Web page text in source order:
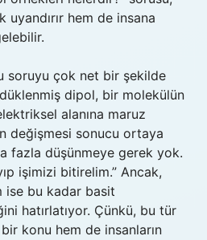
hem de insana
soruyu çok net bir şekilde
dipol, bir molekülün
alanına maruz
değişmesi sonucu ortaya
fazla düşünmeye gerek yok.
işimizi bitirelim.” Ancak,
ise bu kadar basit
hatırlatıyor. Çünkü, bu tür
konu hem de insanların